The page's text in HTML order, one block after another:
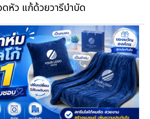
ดหัว แก้ด้วยวารีบำบัด